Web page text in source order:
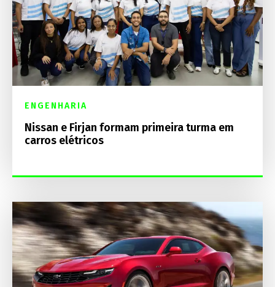
ENGENHARIA
Nissan e Firjan formam primeira turma em
carros elétricos